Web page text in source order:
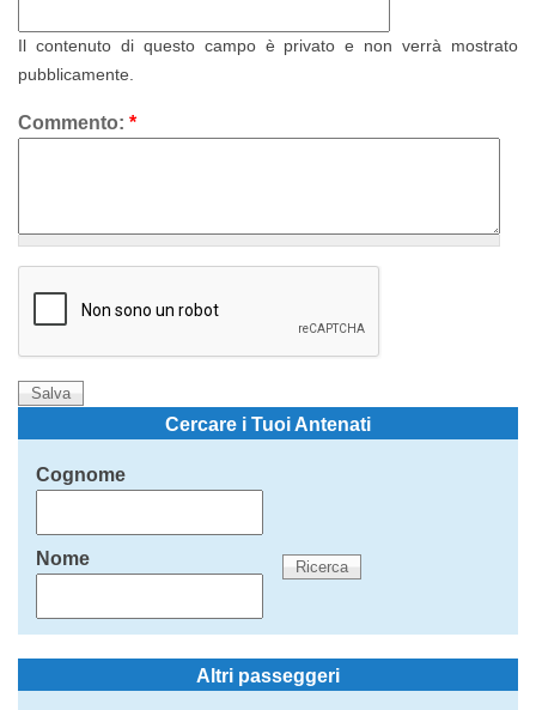
Il contenuto di questo campo è privato e non verrà mostrato
pubblicamente.
Commento: *
Cercare i Tuoi Antenati
Cognome
Nome
Altri passeggeri